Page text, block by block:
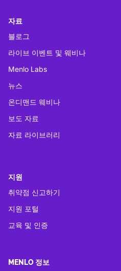
자료
블로그
라이브 이벤트 및 웨비나
Menlo Labs
뉴스
온디맨드 웨비나
보도 자료
자료 라이브러리
지원
취약점 신고하기
지원 포털
교육 및 인증
MENLO 정보